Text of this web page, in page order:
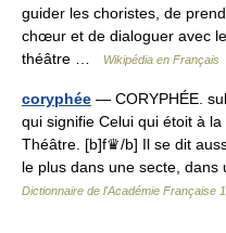
guider les choristes, de
chœur et de dialoguer avec
théâtre …
Wikipédia en Français
coryphée — CORYPHÉE.
qui signifie Celui qui étoit à
Théâtre. [b]f♛/b] Il se dit
le plus dans une secte,
Dictionnaire de l'Académie Française